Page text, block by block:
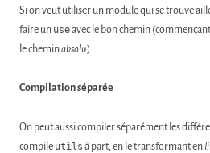
Si on veut utiliser un module qui se trouve
faire un useavec le bon chemin
le cheminabsolu).
Compilation séparée
On peut aussi compiler séparément les
compile utils à part, en le transformant en